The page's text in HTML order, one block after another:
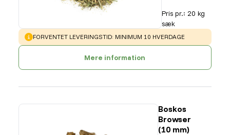
Pris pr.: 20 kg
sæk
WARNING:
FORVENTET LEVERINGSTID: MINIMUM 10 HVERDAGE
Mere information
Boskos
Browser
(10 mm)